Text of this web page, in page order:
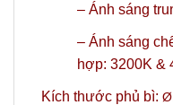
– Ánh sáng
– Ánh sáng
hợp: 3200K &
Kích thước phủ bì: Ø